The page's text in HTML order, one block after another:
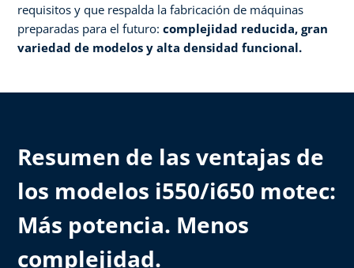
requisitos y que respalda la fabricación de máquinas
preparadas para el futuro: complejidad reducida, gran
variedad de modelos y alta densidad funcional.​
Resumen de las ventajas de
los modelos i550/i650 motec:
​Más potencia. Menos
complejidad.​